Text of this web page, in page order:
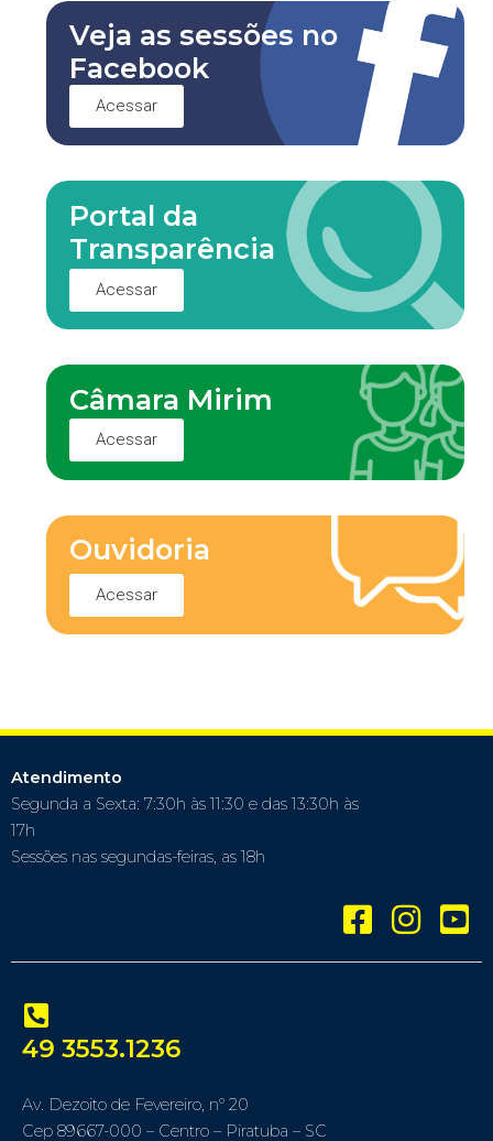
Veja as sessões no
Facebook
Acessar
Portal da
Transparência
Acessar
Câmara Mirim
Acessar
Ouvidoria
Acessar
Atendimento
Segunda a Sexta: 7:30h às 11:30 e das 13:30h às
17h
Sessões nas segundas-feiras, as 18h
49 3553.1236
Av. Dezoito de Fevereiro, nº 20
Cep 89667-000 – Centro – Piratuba – SC